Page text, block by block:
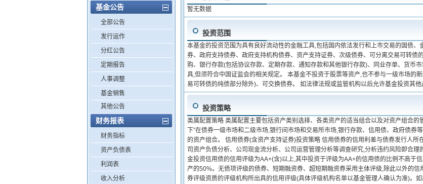
基金公告
全部公告
发行运作
分红公告
定期报告
人事调整
基金销售
其他公告
财务报表
财务指标
资产负债表
利润表
收入分析
暂无数据
投资范围
本基金的投资范围为具有良好流动性的金融工具,包括国内依法发行和上市交易的国债
券、政府支持债券、政府支持机构债券、资产支持证券、次级债券、可分离交易可转债
购、银行存款(包括协议存款、定期存款、通知存款和其他银行存款)、同业存单、货币
具,但须符合中国证监会的相关规定。 本基金不投资于股票等资产,也不参与一级市场的
易可转债的纯债部分除外)、可交换债券。 如法律法规或监管机构以后允许基金投资其
投资策略
类属配置策略 类属配置主要包括资产类别选择、各类资产的适当组合以及对资产组合
下”在债券一级市场和二级市场,银行间市场和交易所市场,银行存款、信用债、政府债
的资产组合。 信用债券(含资产支持证券)投资策略 信用债券的信用利差与债券发行人
司资产负债分析、公司现金流分析、公司运营管理分析等调查研究,分析违约风险即合
金投资信用债的信用评级为AA+(含)以上,其中投资于评级为AA+的信用债的比例不高于
产的50%。无债项评级的债券、短期融资券、超短期融资券采用主体评级,除此以外的
券评级资质的评级机构所出具的信用评级(具体评级机构名单以基金管理人确认为准)。